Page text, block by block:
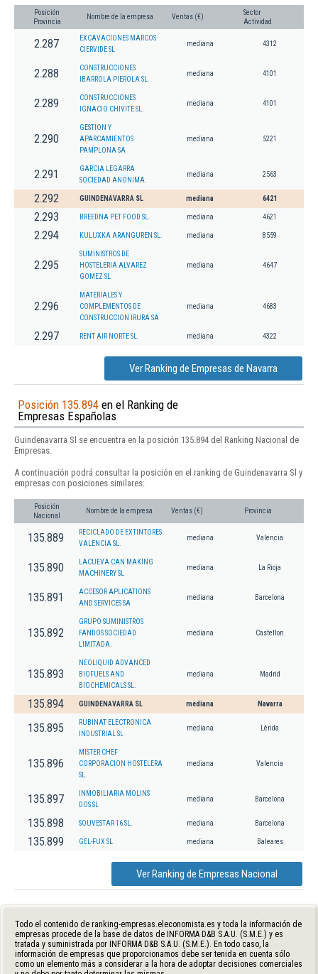
Posición
Provincia
Nombre de la empresa Ventas (€)
Sector
Actividad
2.287
EXCAVACIONES MARCOS
CIERVIDE SL
mediana 4312
2.288
CONSTRUCCIONES
IBARROLA PIEROLA SL
mediana 4101
2.289
CONSTRUCCIONES
IGNACIO CHIVITE SL.
mediana 4101
2.290
GESTION Y
APARCAMIENTOS
PAMPLONA SA
mediana 5221
2.291
GARCIA LEGARRA
SOCIEDAD ANONIMA.
mediana 2563
2.292 GUINDENAVARRA SL mediana 6421
2.293 BREEDNA PET FOOD SL. mediana 4621
2.294 KULUXKA ARANGUREN SL. mediana 8559
2.295
SUMINISTROS DE
HOSTELERIA ALVAREZ
GOMEZ SL
mediana 4647
2.296
MATERIALES Y
COMPLEMENTOS DE
CONSTRUCCION IRURA SA
mediana 4683
2.297 RENT AIR NORTE SL. mediana 4322
Ver Ranking de Empresas de Navarra
Posición 135.894 en el Ranking de
Empresas Españolas
Guindenavarra Sl se encuentra en la posición 135.894 del Ranking Nacional de
Empresas.
A continuación podrá consultar la posición en el ranking de Guindenavarra Sl y
empresas con posiciones similares:
Posición
Nacional
Nombre de la empresa Ventas (€) Provincia
135.889
RECICLADO DE EXTINTORES
VALENCIA SL.
mediana Valencia
135.890
LACUEVA CAN MAKING
MACHINERY SL
mediana La Rioja
135.891
ACCESOR APLICATIONS
AND SERVICES SA
mediana Barcelona
135.892
GRUPO SUMINISTROS
FANDOS SOCIEDAD
LIMITADA.
mediana Castellon
135.893
NEOLIQUID ADVANCED
BIOFUELS AND
BIOCHEMICALS SL.
mediana Madrid
135.894 GUINDENAVARRA SL mediana Navarra
135.895
RUBINAT ELECTRONICA
INDUSTRIAL SL
mediana Lérida
135.896
MISTER CHEF
CORPORACION HOSTELERA
SL.
mediana Valencia
135.897
INMOBILIARIA MOLINS
DOS SL
mediana Barcelona
135.898 SOUVESTAR 16 SL. mediana Barcelona
135.899 GEL-FUX SL mediana Baleares
Ver Ranking de Empresas Nacional
Todo el contenido de ranking-empresas.eleconomista.es y toda la información de
empresas procede de la base de datos de INFORMA D&B S.A.U. (S.M.E.) y es
tratada y suministrada por INFORMA D&B S.A.U. (S.M.E.). En todo caso, la
información de empresas que proporcionamos debe ser tenida en cuenta sólo
como un elemento más a considerar a la hora de adoptar decisiones comerciales